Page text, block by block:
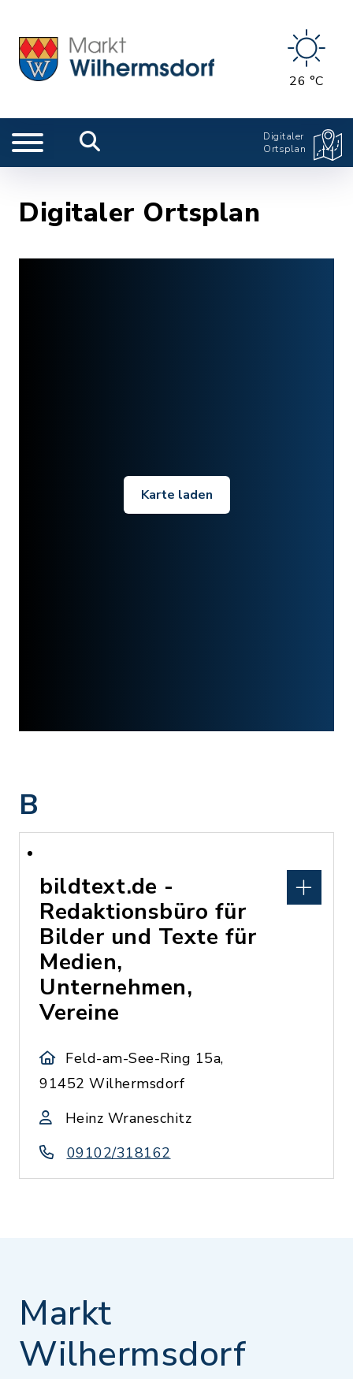
26 °C
Digitaler
Ortsplan
Digitaler Ortsplan
Karte laden
B
bildtext.de -
Redaktionsbüro für
Bilder und Texte für
Medien,
Unternehmen,
Vereine
Feld-am-See-Ring 15a,
91452 Wilhermsdorf
Heinz Wraneschitz
09102/318162
Markt
Wilhermsdorf